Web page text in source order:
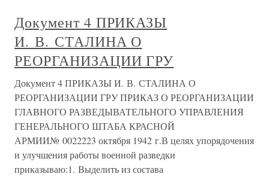
Документ 4 ПРИКАЗЫ
И. В. СТАЛИНА О
РЕОРГАНИЗАЦИИ ГРУ
Документ 4 ПРИКАЗЫ И. В. СТАЛИНА О
РЕОРГАНИЗАЦИИ ГРУ ПРИКАЗ О РЕОРГАНИЗАЦИИ
ГЛАВНОГО РАЗВЕДЫВАТЕЛЬНОГО УПРАВЛЕНИЯ
ГЕНЕРАЛЬНОГО ШТАБА КРАСНОЙ
АРМИИ№ 0022223 октября 1942 г.В целях упорядочения
и улучшения работы военной разведки
приказываю:1. Выделить из состава